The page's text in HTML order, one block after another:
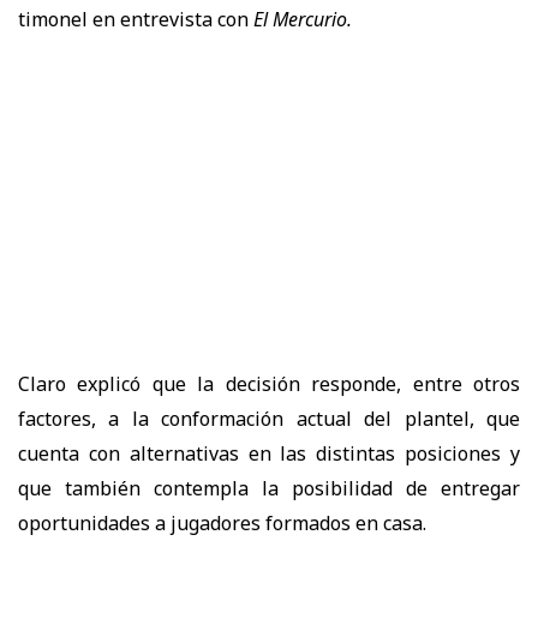
timonel en entrevista conEl Mercurio.
Claro explicó que la decisión responde, entre otros
factores, a la conformación actual del plantel, que
cuenta con alternativas en las distintas posiciones y
que también contempla la posibilidad de entregar
oportunidades a jugadores formados en casa.